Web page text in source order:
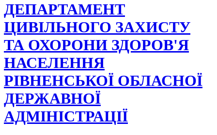
ДЕПАРТАМЕНТ
ЦИВІЛЬНОГО ЗАХИСТУ
ТА ОХОРОНИ ЗДОРОВ'Я
НАСЕЛЕННЯ
РІВНЕНСЬКОЇ ОБЛАСНОЇ
ДЕРЖАВНОЇ
АДМІНІСТРАЦІЇ